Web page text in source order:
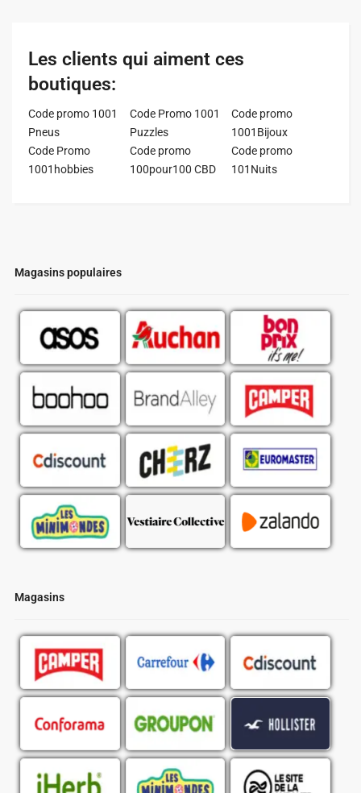
Magasins populaires
Magasins
Les clients qui aiment ces
boutiques:
Code promo 1001
Pneus
Code Promo 1001
Puzzles
Code promo
1001Bijoux
Code Promo
1001hobbies
Code promo
100pour100 CBD
Code promo
101Nuits